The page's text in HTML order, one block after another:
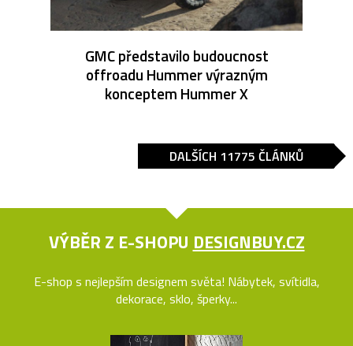
GMC představilo budoucnost
offroadu Hummer výrazným
konceptem Hummer X
DALŠÍCH 11775 ČLÁNKŮ
VÝBĚR Z E-SHOPU DESIGNBUY.CZ
E-shop s nejlepším designem světa! Nábytek, svítidla,
dekorace, sklo, šperky...